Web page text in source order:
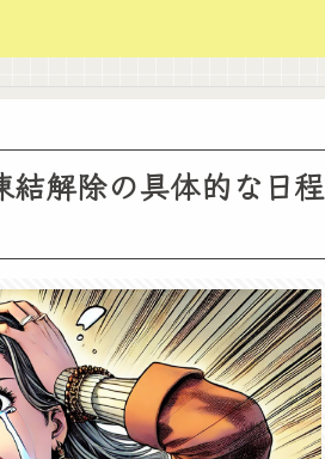
結解除の具体的な日程